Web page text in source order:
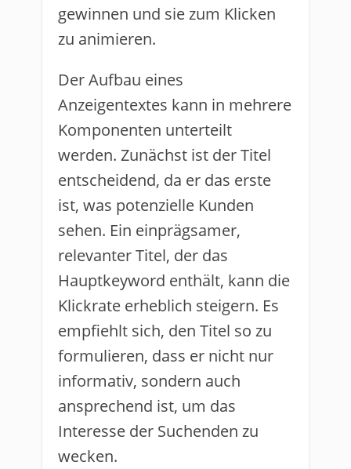
gewinnen und sie zum Klicken
zu animieren.
Der Aufbau eines
Anzeigentextes kann in mehrere
Komponenten unterteilt
werden. Zunächst ist der Titel
entscheidend, da er das erste
ist, was potenzielle Kunden
sehen. Ein einprägsamer,
relevanter Titel, der das
Hauptkeyword enthält, kann die
Klickrate erheblich steigern. Es
empfiehlt sich, den Titel so zu
formulieren, dass er nicht nur
informativ, sondern auch
ansprechend ist, um das
Interesse der Suchenden zu
wecken.